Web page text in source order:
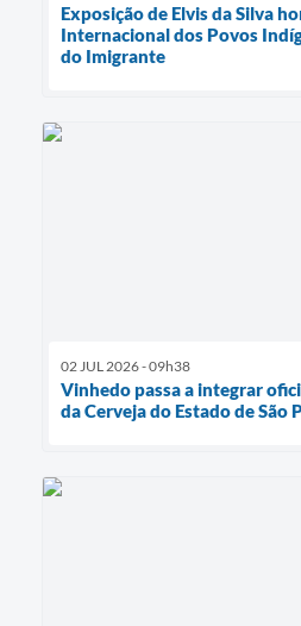
Exposição de Elvis da Silva
Internacional dos Povos
do Imigrante
02 JUL 2026 - 09h38
Vinhedo passa a integrar
da Cerveja do Estado de São